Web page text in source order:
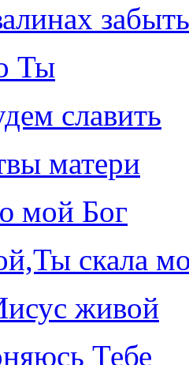
Ты
славить
матери
мой Бог
скала
живой
Тебе